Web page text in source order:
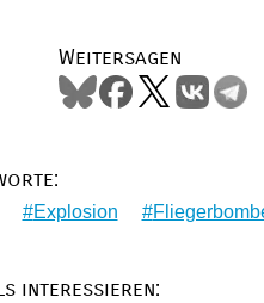
Weitersagen
Explosion
interessieren: